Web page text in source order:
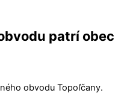
patrí obec
obvodu Topoľčany.